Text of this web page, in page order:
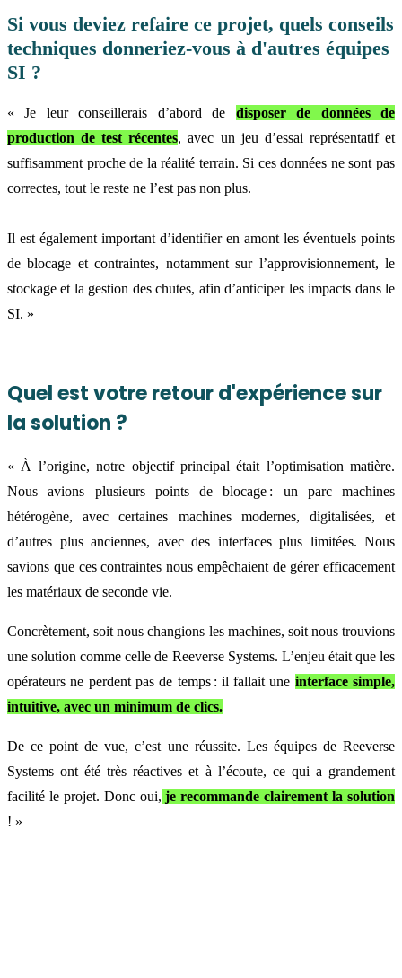
Si vous deviez refaire ce projet, quels conseils
techniques donneriez-vous à d'autres équipes
SI ?
« Je leur conseillerais d’abord de disposer de données de
production de test récentes, avec un jeu d’essai représentatif et
suffisamment proche de la réalité terrain. Si ces données ne sont pas
correctes, tout le reste ne l’est pas non plus.
Il est également important d’identifier en amont les éventuels points
de blocage et contraintes, notamment sur l’approvisionnement, le
stockage et la gestion des chutes, afin d’anticiper les impacts dans le
SI. »
Quel est votre retour d'expérience sur
la solution ?
« À l’origine, notre objectif principal était l’optimisation matière.
Nous avions plusieurs points de blocage : un parc machines
hétérogène, avec certaines machines modernes, digitalisées, et
d’autres plus anciennes, avec des interfaces plus limitées. Nous
savions que ces contraintes nous empêchaient de gérer efficacement
les matériaux de seconde vie.
Concrètement, soit nous changions les machines, soit nous trouvions
une solution comme celle de Reeverse Systems. L’enjeu était que les
opérateurs ne perdent pas de temps : il fallait une interface simple,
intuitive, avec un minimum de clics.
De ce point de vue, c’est une réussite. Les équipes de Reeverse
Systems ont été très réactives et à l’écoute, ce qui a grandement
facilité le projet. Donc oui, je recommande clairement la solution
! »